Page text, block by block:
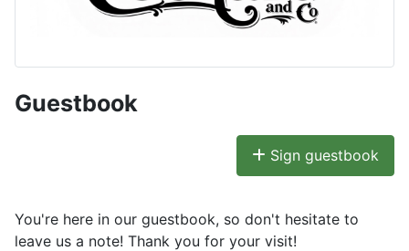
Guestbook
Sign guestbook
You're here in our guestbook, so don't hesitate to
leave us a note! Thank you for your visit!